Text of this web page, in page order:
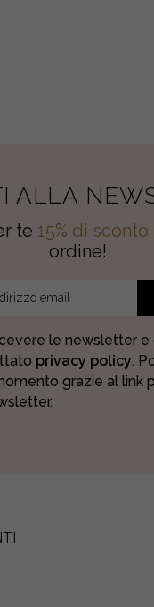
ALLA
te 15% di sconto
ordine!
le newsletter e
privacy policy.
grazie al link